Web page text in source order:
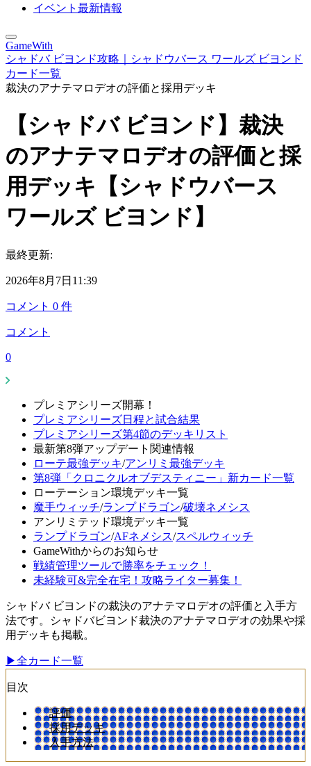
イベント最新情報
GameWith
シャドバ ビヨンド攻略｜シャドウバース ワールズ ビヨンド
カード一覧
裁決のアナテマロデオの評価と採用デッキ
【シャドバ ビヨンド】裁決
のアナテマロデオの評価と採
用デッキ【シャドウバース
ワールズ ビヨンド】
最終更新:
2026年8月7日11:39
コメント 0 件
コメント
0
プレミアシリーズ開幕！
プレミアシリーズ日程と試合結果
プレミアシリーズ第4節のデッキリスト
最新第8弾アップデート関連情報
ローテ最強デッキ/アンリミ最強デッキ
第8弾「クロニクルオブデスティニー」新カード一覧
ローテーション環境デッキ一覧
魔手ウィッチ/ランプドラゴン/破壊ネメシス
アンリミテッド環境デッキ一覧
ランプドラゴン/AFネメシス/スペルウィッチ
GameWithからのお知らせ
戦績管理ツールで勝率をチェック！
未経験可&完全在宅！攻略ライター募集！
シャドバ ビヨンドの裁決のアナテマロデオの評価と入手方
法です。シャドバビヨンド裁決のアナテマロデオの効果や採
用デッキも掲載。
▶全カード一覧
目次
評価
採用デッキ
入手方法